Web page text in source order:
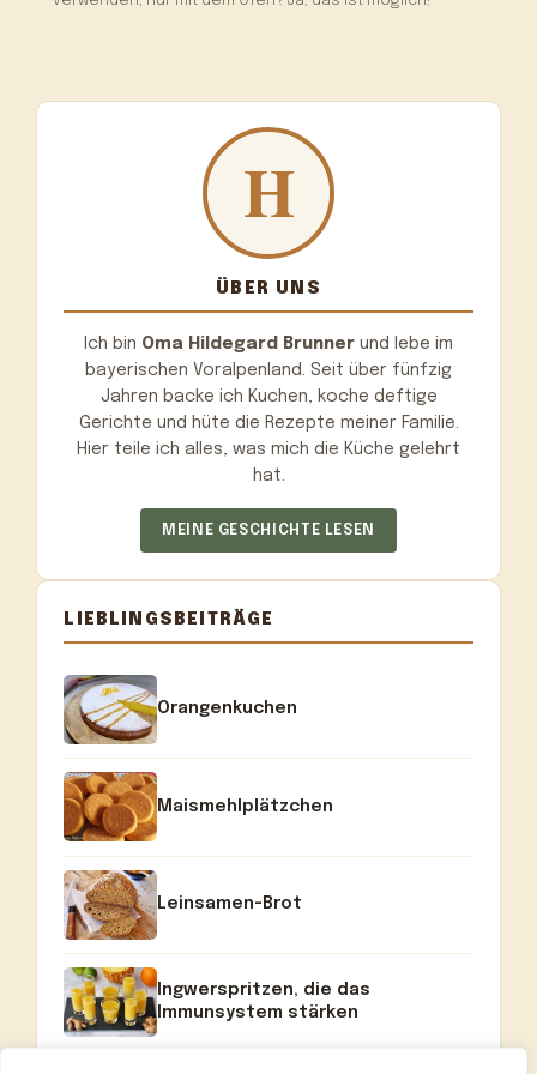
ÜBER UNS
Ich bin Oma Hildegard Brunner und lebe im
bayerischen Voralpenland. Seit über fünfzig
Jahren backe ich Kuchen, koche deftige
Gerichte und hüte die Rezepte meiner Familie.
Hier teile ich alles, was mich die Küche gelehrt
hat.
MEINE GESCHICHTE LESEN
LIEBLINGSBEITRÄGE
Orangenkuchen
Maismehlplätzchen
Leinsamen-Brot
Ingwerspritzen, die das
Immunsystem stärken